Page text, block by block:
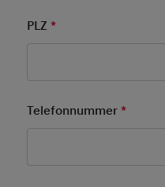
PLZ*
Telefonnummer*